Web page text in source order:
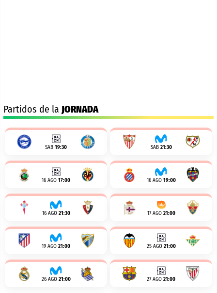
Partidos de la JORNADA
SAB 19:30 SAB 21:30
16 AGO 17:00 16 AGO 19:00
16 AGO 21:30 17 AGO 21:00
19 AGO 21:00 25 AGO 21:00
26 AGO 21:00 27 AGO 21:00